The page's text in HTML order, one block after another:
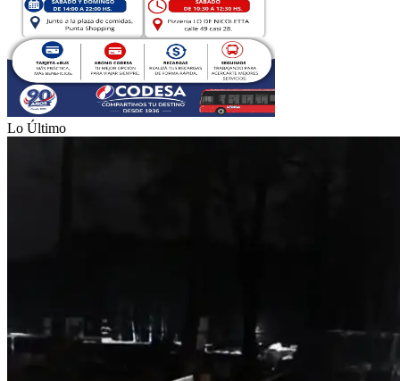
Lo Último